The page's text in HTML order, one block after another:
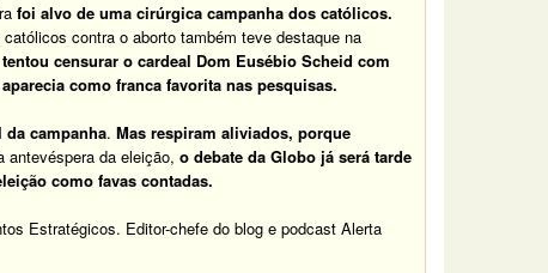
foi alvo de uma cirúrgica campanha dos católicos.
contra o aborto também teve destaque na
censurar o cardeal Dom Eusébio Scheid com
como franca favorita nas pesquisas.
da campanha. Mas respiram aliviados, porque
antevéspera da eleição, o debate da Globo já será tarde
como favas contadas.
Estratégicos. Editor-chefe do blog e podcast Alerta